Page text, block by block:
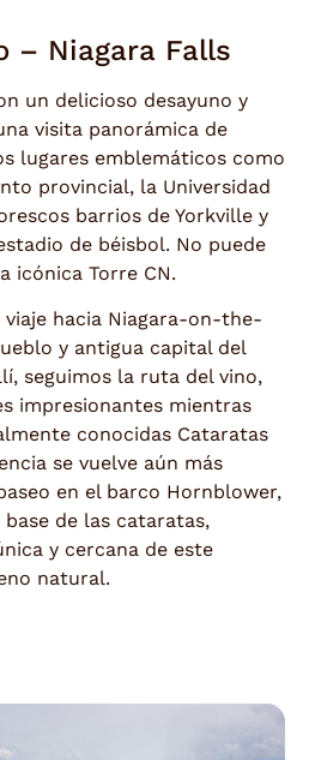
– Niagara Falls
un delicioso desayuno y
visita panorámica de
lugares emblemáticos como
provincial, la Universidad
barrios de Yorkville y
de béisbol. No puede
icónica Torre CN.
hacia Niagara-on-the-
y antigua capital del
seguimos la ruta del vino,
impresionantes mientras
conocidas Cataratas
se vuelve aún más
en el barco Hornblower,
de las cataratas,
y cercana de este
natural.